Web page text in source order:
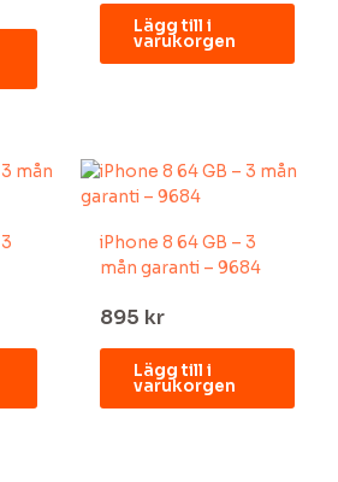
Lägg till i
varukorgen
iPhone 8 64 GB – 3
mån garanti – 9684
895 kr
Lägg till i
varukorgen
till MD Service!
nr och din e-postadress för
starta chatten.